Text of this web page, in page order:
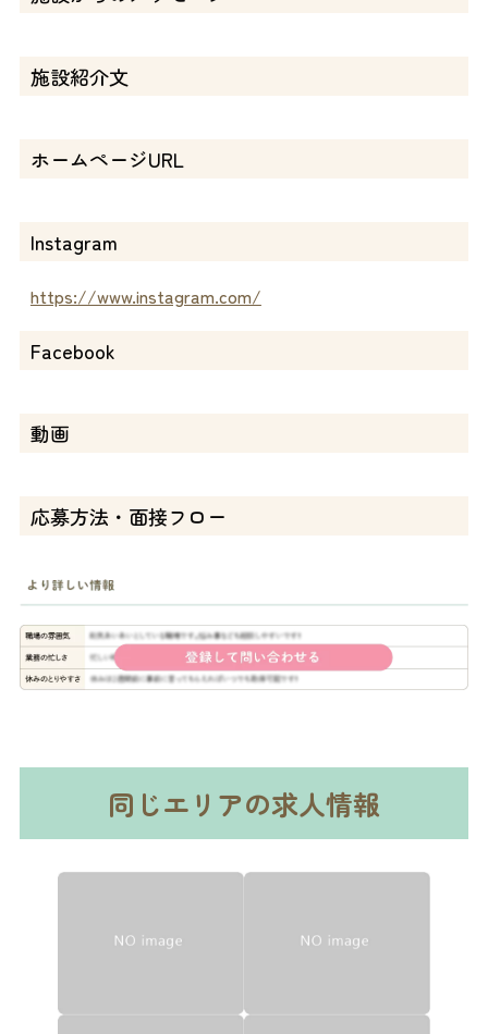
施設紹介文
ホームページURL
Instagram
https://www.instagram.com/
Facebook
動画
応募方法・面接フロー
同じエリアの求人情報